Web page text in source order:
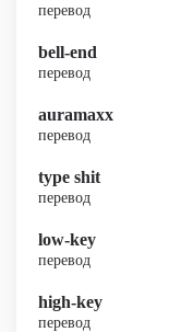
перевод
bell-end
перевод
auramaxx
перевод
type shit
перевод
low-key
перевод
high-key
перевод